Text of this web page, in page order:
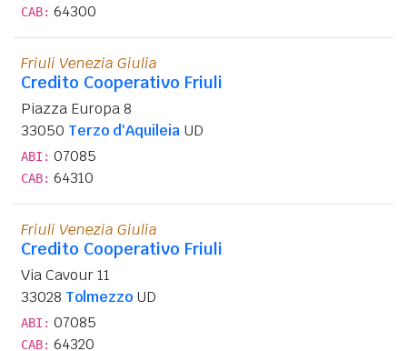
CAB: 64300
Friuli Venezia Giulia
Credito Cooperativo Friuli
Piazza Europa 8
33050 Terzo d'Aquileia UD
ABI: 07085
CAB: 64310
Friuli Venezia Giulia
Credito Cooperativo Friuli
Via Cavour 11
33028 Tolmezzo UD
ABI: 07085
CAB: 64320